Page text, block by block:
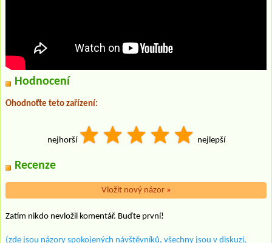
Hodnocení
Ohodnoťte teto zařízení:
nejhorší nejlepší
Recenze
Vložit nový názor »
Zatím nikdo nevložil komentář. Buďte první!
(zde jsou názory spokojených návštěvníků, všechny jsou v diskuzi,